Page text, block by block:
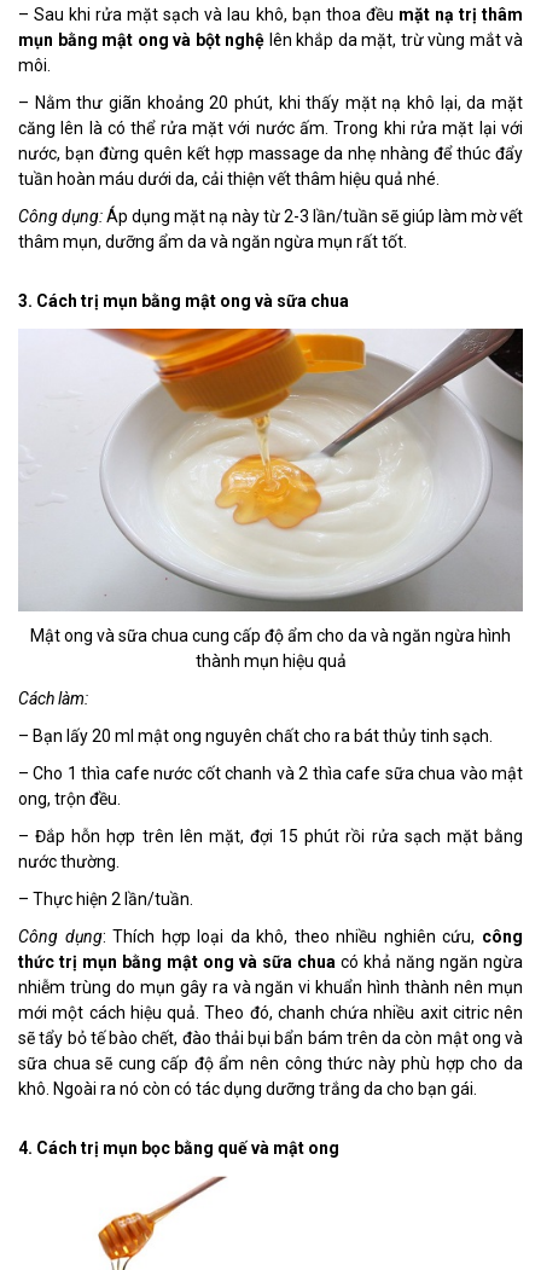
– Sau khi rửa mặt sạch và lau khô, bạn thoa đều mặt nạ trị thâm
mụn bằng mật ong và bột nghệ lên khắp da mặt, trừ vùng mắt và
môi.
– Nằm thư giãn khoảng 20 phút, khi thấy mặt nạ khô lại, da mặt
căng lên là có thể rửa mặt với nước ấm. Trong khi rửa mặt lại với
nước, bạn đừng quên kết hợp massage da nhẹ nhàng để thúc đẩy
tuần hoàn máu dưới da, cải thiện vết thâm hiệu quả nhé.
Công dụng:Áp dụng mặt nạ này từ 2-3 lần/tuần sẽ giúp làm mờ vết
thâm mụn, dưỡng ẩm da và ngăn ngừa mụn rất tốt.
3. Cách trị mụn bằng mật ong và sữa chua
Mật ong và sữa chua cung cấp độ ẩm cho da và ngăn ngừa hình
thành mụn hiệu quả
Cách làm:
– Bạn lấy 20 ml mật ong nguyên chất cho ra bát thủy tinh sạch.
– Cho 1 thìa cafe nước cốt chanh và 2 thìa cafe sữa chua vào mật
ong, trộn đều.
– Đắp hỗn hợp trên lên mặt, đợi 15 phút rồi rửa sạch mặt bằng
nước thường.
– Thực hiện 2 lần/tuần.
Công dụng: Thích hợp loại da khô, theo nhiều nghiên cứu, công
thức trị mụn bằng mật ong và sữa chua có khả năng ngăn ngừa
nhiễm trùng do mụn gây ra và ngăn vi khuẩn hình thành nên mụn
mới một cách hiệu quả. Theo đó, chanh chứa nhiều axit citric nên
sẽ tẩy bỏ tế bào chết, đào thải bụi bẩn bám trên da còn mật ong và
sữa chua sẽ cung cấp độ ẩm nên công thức này phù hợp cho da
khô. Ngoài ra nó còn có tác dụng dưỡng trắng da cho bạn gái.
4. Cách trị mụn bọc bằng quế và mật ong